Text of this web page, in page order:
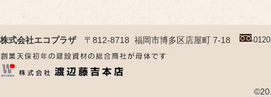
株式会社エコプラザ 〒812-8718 福岡市博多区店屋町 7-18